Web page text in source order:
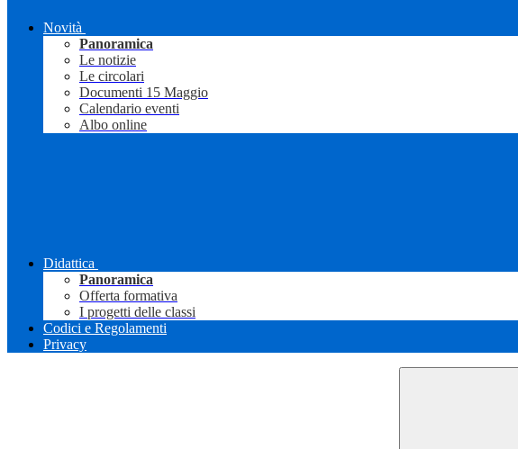
Novità
Panoramica
Le notizie
Le circolari
Documenti 15 Maggio
Calendario eventi
Albo online
Didattica
Panoramica
Offerta formativa
I progetti delle classi
Codici e Regolamenti
Privacy